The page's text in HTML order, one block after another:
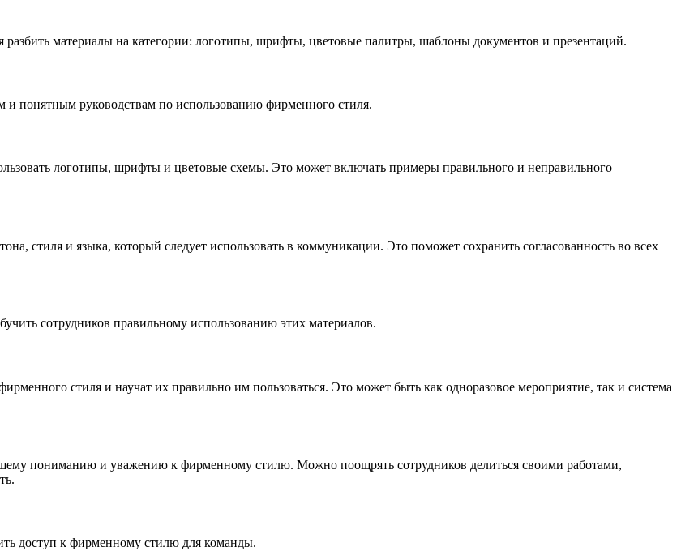
разбить материалы на категории: логотипы, шрифты, цветовые палитры, шаблоны документов и презентаций.
понятным руководствам по использованию фирменного стиля.
логотипы, шрифты и цветовые схемы. Это может включать примеры правильного и неправильного
стиля и языка, который следует использовать в коммуникации. Это поможет сохранить согласованность во всех
сотрудников правильному использованию этих материалов.
стиля и научат их правильно им пользоваться. Это может быть как одноразовое мероприятие, так и система
пониманию и уважению к фирменному стилю. Можно поощрять сотрудников делиться своими работами,
доступ к фирменному стилю для команды.